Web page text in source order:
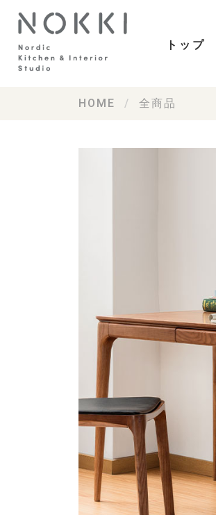
トップ
HOME 全商品